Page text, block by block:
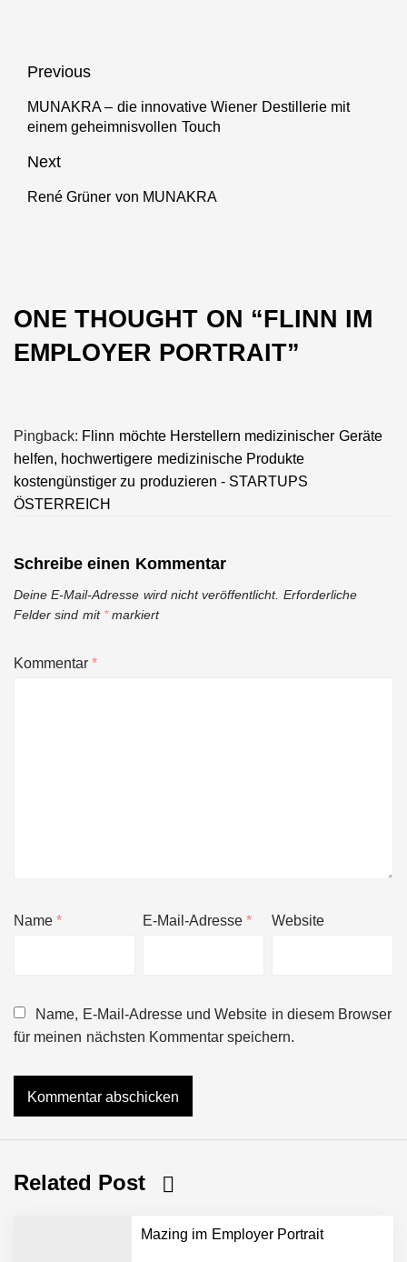
Beitragsnavigation
Previous
Previous
post:
MUNAKRA – die innovative Wiener Destillerie mit
einem geheimnisvollen Touch
Next
Next
René Grüner von MUNAKRA
ONE THOUGHT ON “FLINN IM
EMPLOYER PORTRAIT”
Pingback: Flinn möchte Herstellern medizinischer Geräte
helfen, hochwertigere medizinische Produkte
kostengünstiger zu produzieren - STARTUPS
ÖSTERREICH
Schreibe einen Kommentar
Deine E-Mail-Adresse wird nicht veröffentlicht. Erforderliche
Felder sind mit *markiert
Kommentar*
Name* E-Mail-Adresse* Website
Name, E-Mail-Adresse und Website in diesem Browser
für meinen nächsten Kommentar speichern.
Related Post
Mazing im Employer Portrait